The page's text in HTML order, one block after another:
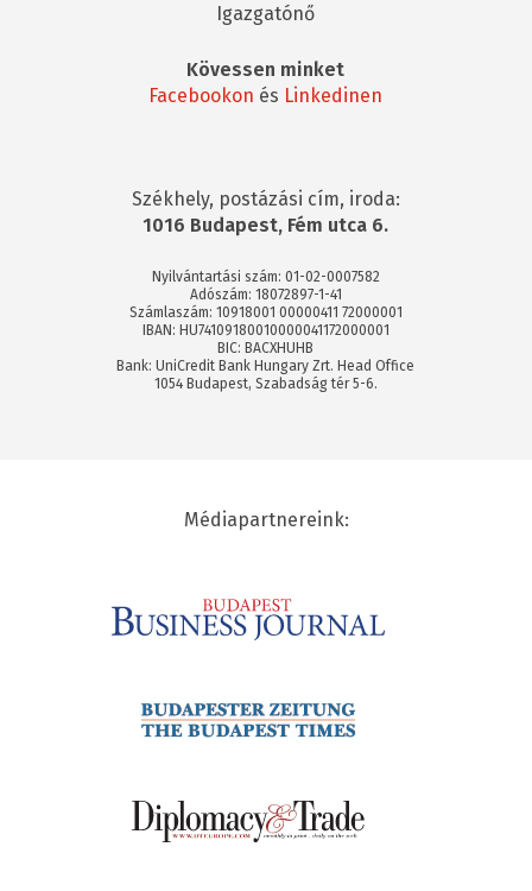
Igazgatónő
Kövessen minket
Facebookon és Linkedinen
Székhely, postázási cím, iroda:
1016 Budapest, Fém utca 6.
Nyilvántartási szám: 01-02-0007582
Adószám: 18072897-1-41
Számlaszám: 10918001 00000411 72000001
IBAN: HU74109180010000041172000001
BIC: BACXHUHB
Bank: UniCredit Bank Hungary Zrt. Head Office
1054 Budapest, Szabadság tér 5-6.
Médiapartnereink: